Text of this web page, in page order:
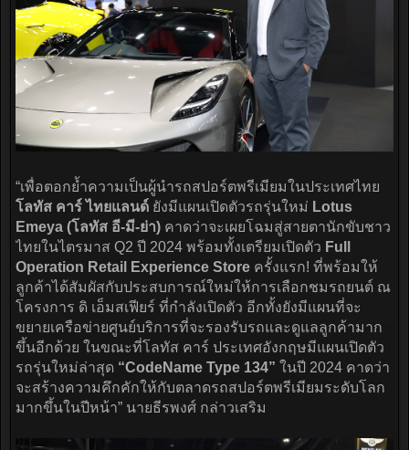
“เพื่อตอกย้ำความเป็นผู้นำรถสปอร์ตพรีเมียมในประเทศไทย
โลทัส คาร์ ไทยแลนด์ ยังมีแผนเปิดตัวรถรุ่นใหม่ Lotus
Emeya (โลทัส อี-มี-ย่า) คาดว่าจะเผยโฉมสู่สายตานักขับชาว
ไทยในไตรมาส Q2 ปี 2024 พร้อมทั้งเตรียมเปิดตัว Full
Operation Retail Experience Store ครั้งแรก! ที่พร้อมให้
ลูกค้าได้สัมผัสกับประสบการณ์ใหม่ให้การเลือกชมรถยนต์ ณ
โครงการ ดิ เอ็มสเฟียร์ ที่กำลังเปิดตัว อีกทั้งยังมีแผนที่จะ
ขยายเครือข่ายศูนย์บริการที่จะรองรับรถและดูแลลูกค้ามาก
ขึ้นอีกด้วย ในขณะที่โลทัส คาร์ ประเทศอังกฤษมีแผนเปิดตัว
รถรุ่นใหม่ล่าสุด “CodeName Type 134” ในปี 2024 คาดว่า
จะสร้างความคึกคักให้กับตลาดรถสปอร์ตพรีเมียมระดับโลก
มากขึ้นในปีหน้า” นายธีรพงศ์ กล่าวเสริม